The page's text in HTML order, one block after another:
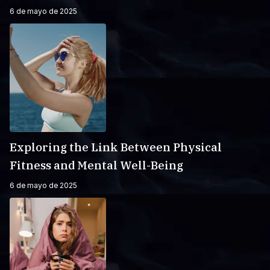
6 de mayo de 2025
Exploring the Link Between Physical
Fitness and Mental Well-Being
6 de mayo de 2025